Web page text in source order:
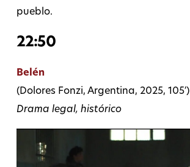
pueblo.
22:50
Belén
(Dolores Fonzi, Argentina, 2025, 105′)
Drama legal, histórico